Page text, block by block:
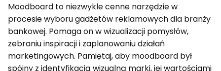
Moodboard to niezwykle cenne narzędzie w
procesie wyboru gadżetów reklamowych dla branży
bankowej. Pomaga on w wizualizacji pomysłów,
zebraniu inspiracji i zaplanowaniu działań
marketingowych. Pamiętaj, aby moodboard był
spójny z identyfikacją wizualną marki, jej wartościami